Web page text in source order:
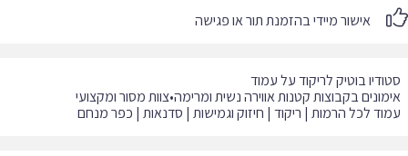
אישור מיידי בהזמנת תור או פגישה
לכל הרמות | ריקוד | חיזוק וגמישות | סדנאות | כפר מנחם